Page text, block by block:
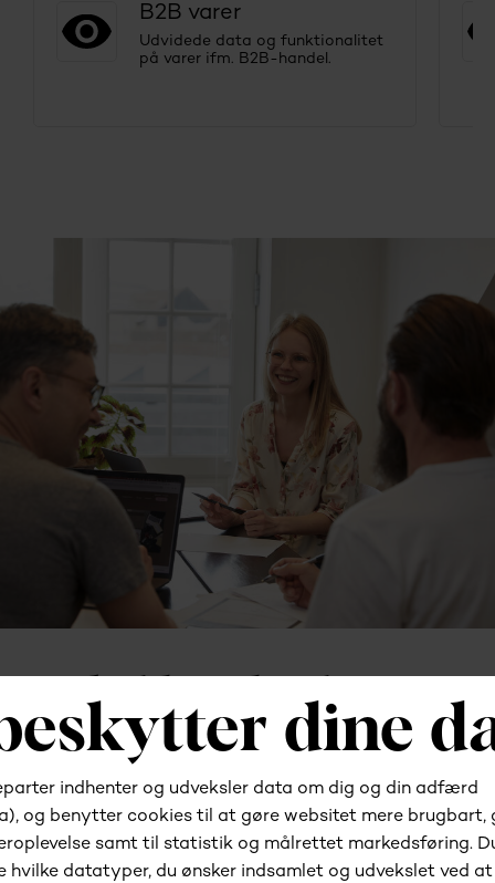
B2B varer
Udvidede data og funktionalitet
på varer ifm. B2B-handel.
Er du klar til at komme
i gang?
Valg af de rigtige systemer er essentielt for en
moderne virksomhed. Derfor starter vi altid med en
dialog for at ramme 100% plet dit behov og bøje
systemet til dig - ikke omvendt.